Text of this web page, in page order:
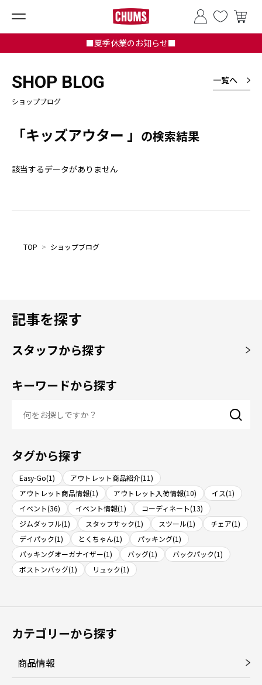
■夏季休業のお知らせ■
SHOP BLOG
ショップブログ
一覧へ
「キッズアウター 」 の検索結果
該当するデータがありません
TOP > ショップブログ
記事を探す
スタッフから探す
キーワードから探す
タグから探す
Easy-Go(1)
アウトレット商品紹介(11)
アウトレット商品情報(1)
アウトレット入荷情報(10)
イス(1)
イベント(36)
イベント情報(1)
コーディネート(13)
ジムダッフル(1)
スタッフサック(1) スツール(1)
チェア(1)
デイパック(1)
とくちゃん(1)
パッキング(1)
パッキングオーガナイザー(1)
バッグ(1)
バックパック(1)
ボストンバッグ(1)
リュック(1)
カテゴリーから探す
商品情報